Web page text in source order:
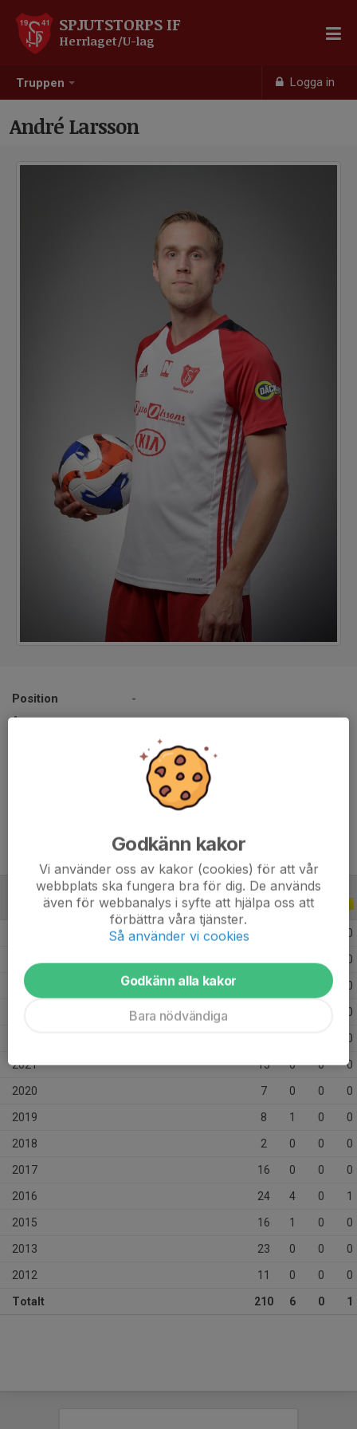
Truppen Logga in
SPJUTSTORPS IF
Herrlaget/U-lag
André Larsson
Position
-
187 cm
79 kg
Tomelilla IF
ALLA SERIER ALLA ÅR
0
0
2024 0
0
0
2021 13 0 0 0
2020 7 0 0 0
2019 8 1 0 0
2018 2 0 0 0
2017 16 0 0 0
2016 24 4 0 1
2015 16 1 0 0
2013 23 0 0 0
2012 11 0 0 0
Totalt 210 6 0 1
Godkänn kakor
Vi använder oss av kakor (cookies) för att vår
webbplats ska fungera bra för dig. De används
även för webbanalys i syfte att hjälpa oss att
förbättra våra tjänster.
Så använder vi cookies
Godkänn alla kakor
Bara nödvändiga